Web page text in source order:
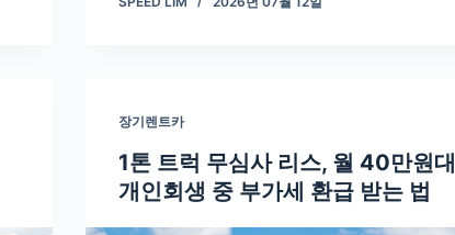
장기렌트카
1톤 트럭 무심사 리스, 월 40만원대
개인회생 중 부가세 환급 받는 법